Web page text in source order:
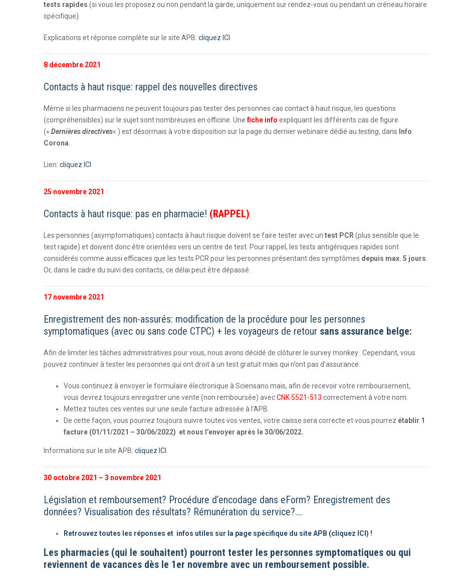
tests rapides (si vous les proposez ou non pendant la garde, uniquement sur rendez-vous ou pendant un créneau horaire
spécifique).
Explications et réponse complète sur le site APB: cliquez ICI
8 décembre 2021
Contacts à haut risque: rappel des nouvelles directives
Même si les pharmaciens ne peuvent toujours pas tester des personnes cas contact à haut risque, les questions
(compréhensibles) sur le sujet sont nombreuses en officine. Unefiche info expliquant les différents cas de figure
(« Dernières directives« ) est désormais à votre disposition sur la page du dernier webinaire dédié au testing, dans Info
Corona
Lien: cliquez ICI
25 novembre 2021
Contacts à haut risque: pas en pharmacie! (RAPPEL)
Les personnes (asymptomatiques) contacts à haut risque doivent se faire tester avec un test PCR (plus sensible que le
test rapide) et doivent donc être orientées vers un centre de test. Pour rappel, les tests antigéniques rapides sont
considérés comme aussi efficaces que les tests PCR pour les personnes présentant des symptômes depuis max. 5 jours
Or, dans le cadre du suivi des contacts, ce délai peut être dépassé.
17 novembre 2021
Enregistrement des non-assurés: modification de la procédure pour les personnes
symptomatiques (avec ou sans code CTPC) + les voyageurs de retour sans assurance belge:
Afin de limiter les tâches administratives pour vous, nous avons décidé de clôturer le survey monkey. Cependant, vous
pouvez continuer à tester les personnes qui ont droit à un test gratuit mais qui n’ont pas d’assurance.
Vous continuez à envoyer le formulaire électronique à Sciensano mais, afin de recevoir votre remboursement,
vous devrez toujours enregistrer une vente (non remboursée) avecCNK 5521-513 correctement à votre nom.
Mettez toutes ces ventes sur une seule facture adressée à l’APB.
De cette façon, vous pourrez toujours suivre toutes vos ventes, votre caisse sera correcte et vous pourrez établir 1
facture (01/11/2021 – 30/06/2022) ​ et nous l’envoyer après le 30/06/2022.
Informations sur le site APB: cliquez ICI
30 octobre 2021 – 3 novembre 2021
Législation et remboursement? Procédure d’encodage dans eForm? Enregistrement des
données? Visualisation des résultats? Rémunération du service?….
Retrouvez toutes les réponses et infos utiles sur la page spécifique du site APB (cliquez ICI) !
Les pharmacies (qui le souhaitent) pourront tester les personnes symptomatiques ou qui
reviennent de vacances dès le 1er novembre avec un remboursement possible.